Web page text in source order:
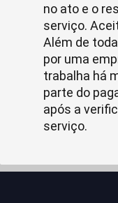
no ato e o
serviço.
Além de
por uma
trabalha há
parte do
após a
serviço.